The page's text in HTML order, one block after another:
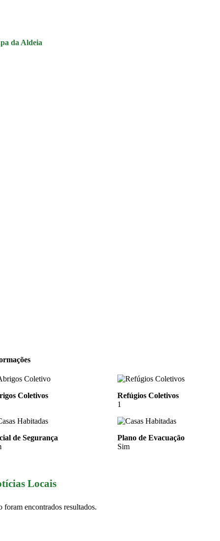
da Aldeia
Coletivos
Refúgios Coletivos
1
de Segurança
Plano de Evacuação
Sim
Locais
foram encontrados resultados.